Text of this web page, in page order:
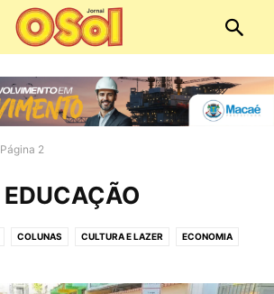
Página 2
EDUCAÇÃO
COLUNAS CULTURA E LAZER ECONOMIA
ESPORTE MEIO AMBIENTE